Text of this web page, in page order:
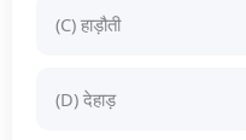
(C) हाड़ौती
(D) देहाड़